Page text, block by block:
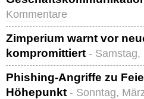
Kommentare
Zimperium warnt vor
kompromittiert - Samstag,
Phishing-Angriffe zu
Höhepunkt - Sonntag,